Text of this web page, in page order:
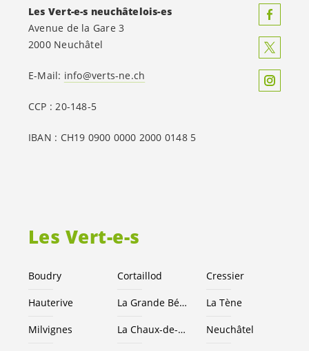
Les Vert-e-s
Boudry Cortaillod Cressier
Hauterive La Grande Béroche La Tène
Milvignes La Chaux-de-Fonds Neuchâtel
Les Vert-e-s neuchâtelois-es
Avenue de la Gare 3
2000 Neuchâtel
E-Mail: info@verts-ne.ch
CCP : 20-148-5
IBAN : CH19 0900 0000 2000 0148 5